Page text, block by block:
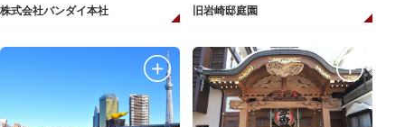
株式会社バンダイ本社 旧岩崎邸庭園